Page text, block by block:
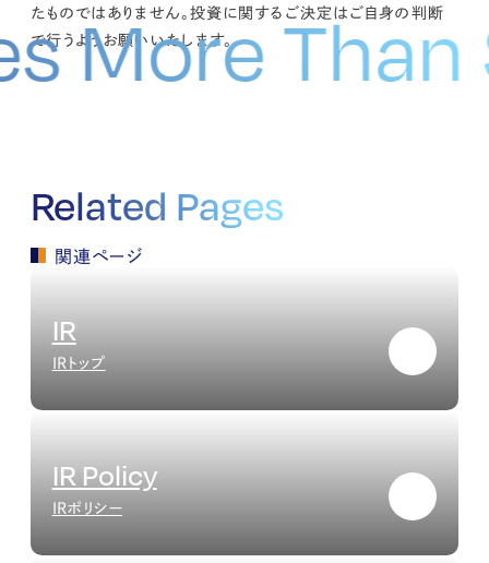
たものではありません。投資に関するご決定はご自身の判断
で行うようお願いいたします。
More
Related Pages
関連ページ
IR
IRトップ
IR Policy
IRポリシー